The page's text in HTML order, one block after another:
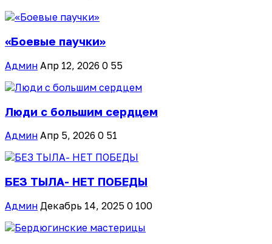
«Боевые паучки»
Админ Апр 12, 2026 0 55
Люди с большим сердцем
Админ Апр 5, 2026 0 51
БЕЗ ТЫЛА- НЕТ ПОБЕДЫ
Админ Декабрь 14, 2025 0 100